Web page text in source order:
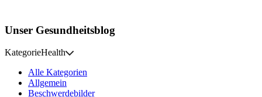
Unser Gesundheitsblog
KategorieHealth
Alle Kategorien
Allgemein
Beschwerdebilder